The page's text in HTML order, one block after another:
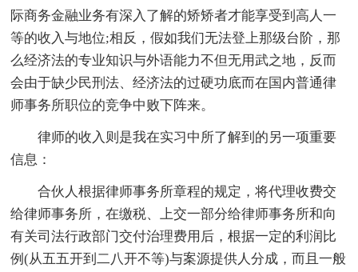
际商务金融业务有深入了解的矫矫者才能享受到高人一
等的收入与地位;相反，假如我们无法登上那级台阶，那
么经济法的专业知识与外语能力不但无用武之地，反而
会由于缺少民刑法、经济法的过硬功底而在国内普通律
师事务所职位的竞争中败下阵来。
律师的收入则是我在实习中所了解到的另一项重要
信息：
合伙人根据律师事务所章程的规定，将代理收费交
给律师事务所，在缴税、上交一部分给律师事务所和向
有关司法行政部门交付治理费用后，根据一定的利润比
例(从五五开到二八开不等)与案源提供人分成，而且一般